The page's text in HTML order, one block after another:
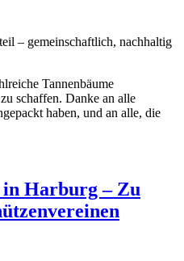
– gemeinschaftlich, nachhaltig
Tannenbäume
schaffen. Danke an alle
haben, und an alle, die
Harburg – Zu